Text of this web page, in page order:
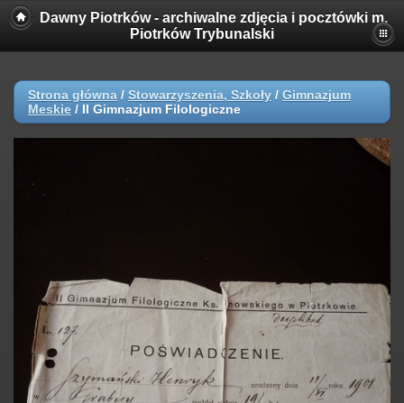
Dawny Piotrków - archiwalne zdjęcia i pocztówki m.
Piotrków Trybunalski
Strona główna / Stowarzyszenia, Szkoły / Gimnazjum
Meskie / II Gimnazjum Filologiczne